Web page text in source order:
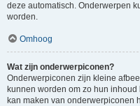
deze automatisch. Onderwerpen
worden.
Omhoog
Wat zijn onderwerpiconen?
Onderwerpiconen zijn kleine
kunnen worden om zo hun
kan maken van onderwerpiconen